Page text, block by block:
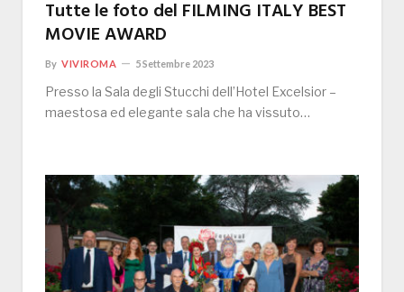
Tutte le foto del FILMING ITALY BEST
MOVIE AWARD
By VIVIROMA 5 Settembre 2023
Presso la Sala degli Stucchi dell’Hotel Excelsior –
maestosa ed elegante sala che ha vissuto…